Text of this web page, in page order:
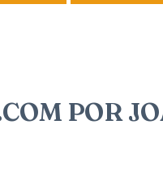
POR